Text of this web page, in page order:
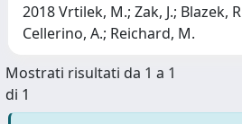
2018 Vrtilek, M.; Zak, J.; Blazek,
Cellerino, A.; Reichard, M.
Mostrati risultati da 1 a 1
di 1